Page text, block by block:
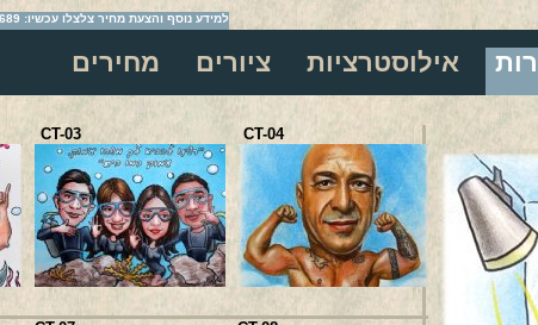
למידע נוסף והצעת מחיר צלצלו עכשיו: 054-2209689
אילוסטרציות ציורים מחירים
CT-03 CT-04 CT-17